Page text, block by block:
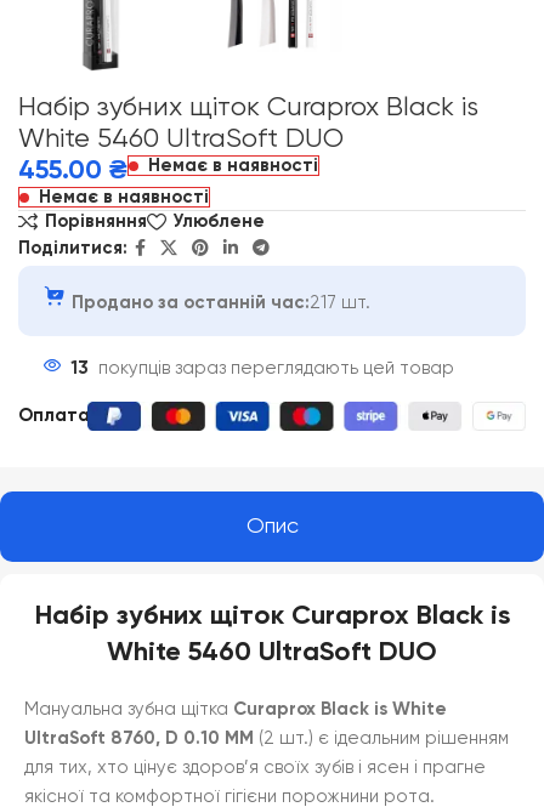
Набір зубних щіток Curaprox Black is
White 5460 UltraSoft DUO
455.00 ₴
Немає в наявності
Немає в наявності
Порівняння
Улюблене
Поділитися:
Продано за останній час:217 шт.
13 покупців зараз переглядають цей товар
Оплата
Опис
Набір зубних щіток Curaprox Black is
White 5460 UltraSoft DUO
Мануальна зубна щітка Curaprox Black is White
UltraSoft 8760, D 0.10 MM (2 шт.) є ідеальним рішенням
для тих, хто цінує здоров’я своїх зубів і ясен і прагне
якісної та комфортної гігієни порожнини рота.